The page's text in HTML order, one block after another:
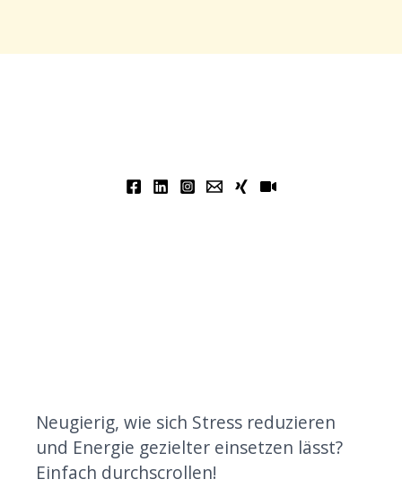
Neugierig, wie sich Stress reduzieren
und Energie gezielter einsetzen lässt?
Einfach durchscrollen!